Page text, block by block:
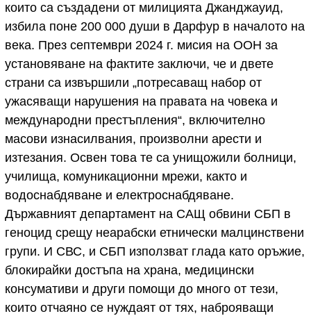
които са създадени от милицията Джанджауид,
избила поне 200 000 души в Дарфур в началото на
века. През септември 2024 г. мисия на ООН за
установяване на фактите заключи, че и двете
страни са извършили „потресаващ набор от
ужасяващи нарушения на правата на човека и
международни престъпления“, включително
масови изнасилвания, произволни арести и
изтезания. Освен това те са унищожили болници,
училища, комуникационни мрежи, както и
водоснабдяване и електроснабдяване.
Държавният департамент на САЩ обвини СБП в
геноцид срещу неарабски етнически малцинствени
групи. И СВС, и СБП използват глада като оръжие,
блокирайки достъпа на храна, медицински
консумативи и други помощи до много от тези,
които отчаяно се нуждаят от тях, наброяващи